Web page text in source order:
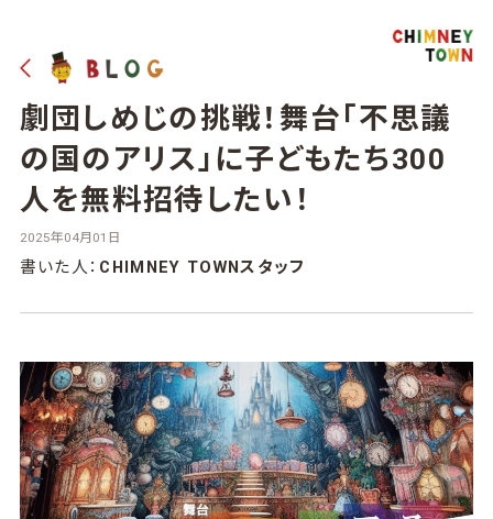
劇団しめじの挑戦！舞台「不思議
の国のアリス」に子どもたち300
人を無料招待したい！
2025年04月01日
書いた人： CHIMNEY TOWNスタッフ